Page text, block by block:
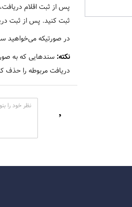
پس از ثبت اقلام
ثبت کنید. پس از ثبت
در صورتیکه می‌خواهید
نکته: سندهایی که به
دریافت مربوطه را